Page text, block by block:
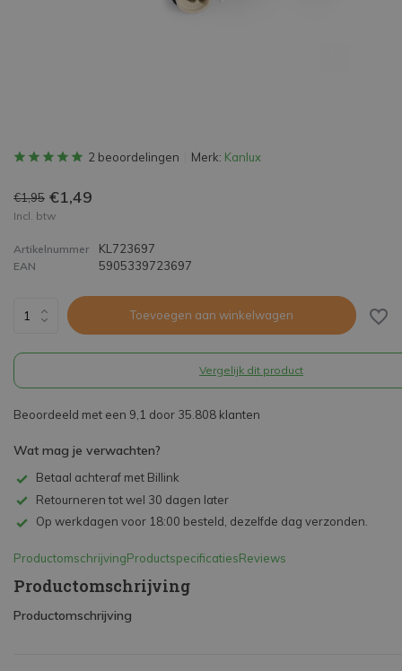
2 beoordelingen Merk: Kanlux
€1,95 €1,49
Incl. btw
Artikelnummer KL723697
EAN 5905339723697
Toevoegen aan winkelwagen
Vergelijk dit product
Beoordeeld met een 9,1 door 35.808 klanten
Wat mag je verwachten?
Betaal achteraf met Billink
Retourneren tot wel 30 dagen later
Op werkdagen voor 18:00 besteld, dezelfde dag verzonden.
ProductomschrijvingProductspecificatiesReviews
Productomschrijving
Productomschrijving